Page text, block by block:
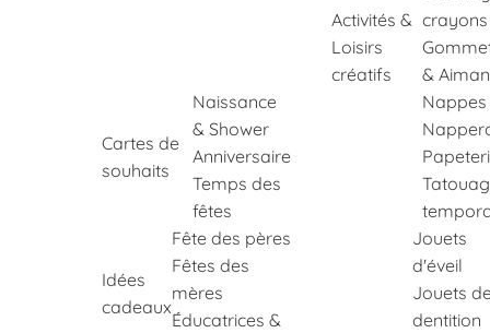
Cartes de
souhaits
Naissance
& Shower
Anniversaire
Temps des
fêtes
Idées
cadeaux
Fête des pères
Fêtes des
mères
Éducatrices &
Activités &
Loisirs
créatifs
crayons
&
Nappes
Jouets
d'éveil
Jouets
dentition